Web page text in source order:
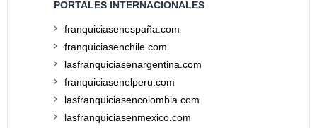
PORTALES INTERNACIONALES
franquiciasenespaña.com
franquiciasenchile.com
lasfranquiciasenargentina.com
franquiciasenelperu.com
lasfranquiciasencolombia.com
lasfranquiciasenmexico.com